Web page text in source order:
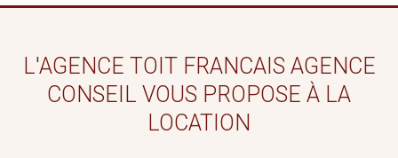
L'AGENCE TOIT FRANCAIS AGENCE
CONSEIL VOUS PROPOSE À LA
LOCATION